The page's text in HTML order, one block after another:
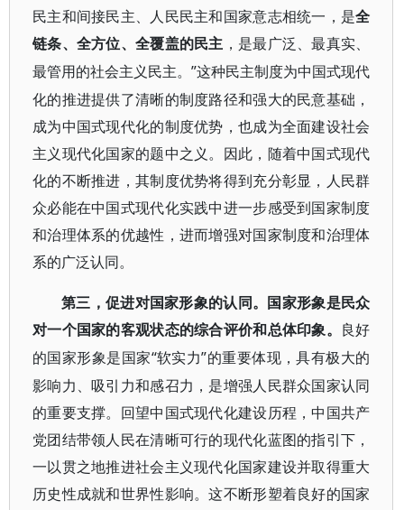
民主和间接民主、人民民主和国家意志相统一，是全
链条、全方位、全覆盖的民主 ，是最广泛、最真实、
最管用的社会主义民主。”这种民主制度为中国式现代
化的推进提供了清晰的制度路径和强大的民意基础，
成为中国式现代化的制度优势，也成为全面建设社会
主义现代化国家的题中之义。因此，随着中国式现代
化的不断推进，其制度优势将得到充分彰显，人民群
众必能在中国式现代化实践中进一步感受到国家制度
和治理体系的优越性，进而增强对国家制度和治理体
系的广泛认同。
第三，促进对国家形象的认同。国家形象是民众
对一个国家的客观状态的综合评价和总体印象。
良好
的国家形象是国家“软实力”的重要体现，具有极大的
影响力、吸引力和感召力，是增强人民群众国家认同
的重要支撑。回望中国式现代化建设历程，中国共产
党团结带领人民在清晰可行的现代化蓝图的指引下，
一以贯之地推进社会主义现代化国家建设并取得重大
历史性成就和世界性影响。这不断形塑着良好的国家